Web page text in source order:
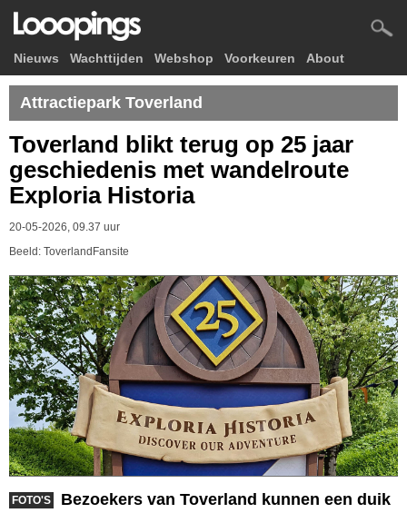
Nieuws Wachttijden Webshop Voorkeuren About
Attractiepark Toverland
Toverland blikt terug op 25 jaar
geschiedenis met wandelroute
Exploria Historia
20-05-2026, 09.37 uur
Beeld: ToverlandFansite
FOTO'S
Bezoekers van Toverland kunnen een duik